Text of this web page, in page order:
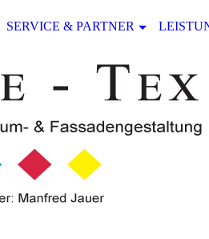
SERVICE & PARTNER